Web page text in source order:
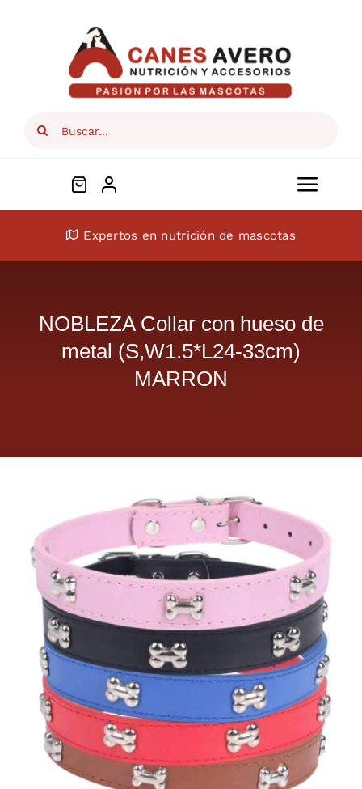
Search
Conócenos
Arenas
Descanso
Super Ofertas
Contacto
Expertos en nutrición de mascotas
NOBLEZA Collar con hueso de
metal (S,W1.5*L24-33cm)
MARRON